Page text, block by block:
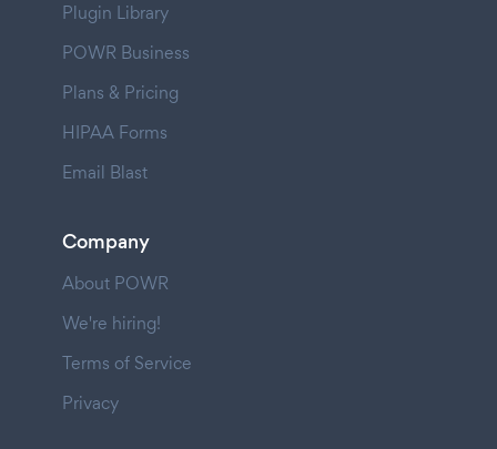
Plugin Library
POWR Business
Plans & Pricing
HIPAA Forms
Email Blast
Company
About POWR
We're hiring!
Terms of Service
Privacy